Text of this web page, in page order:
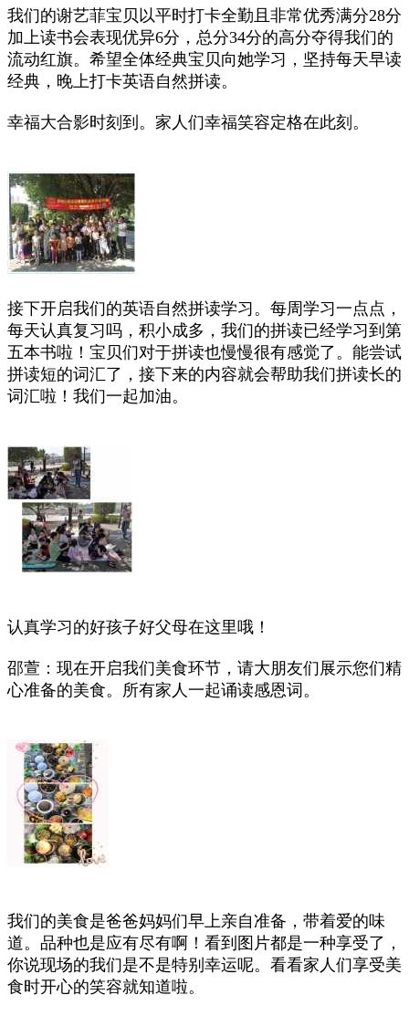
我们的谢艺菲宝贝以平时打卡全勤且非常优秀满分28分
加上读书会表现优异6分，总分34分的高分夺得我们的
流动红旗。希望全体经典宝贝向她学习，坚持每天早读
经典，晚上打卡英语自然拼读。
幸福大合影时刻到。家人们幸福笑容定格在此刻。
接下开启我们的英语自然拼读学习。每周学习一点点，
每天认真复习吗，积小成多，我们的拼读已经学习到第
五本书啦！宝贝们对于拼读也慢慢很有感觉了。能尝试
拼读短的词汇了，接下来的内容就会帮助我们拼读长的
词汇啦！我们一起加油。
认真学习的好孩子好父母在这里哦！
邵萱：现在开启我们美食环节，请大朋友们展示您们精
心准备的美食。所有家人一起诵读感恩词。
我们的美食是爸爸妈妈们早上亲自准备，带着爱的味
道。品种也是应有尽有啊！看到图片都是一种享受了，
你说现场的我们是不是特别幸运呢。看看家人们享受美
食时开心的笑容就知道啦。